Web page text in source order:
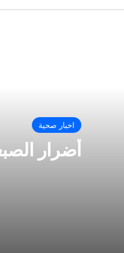
اخبار صحية
أضرار